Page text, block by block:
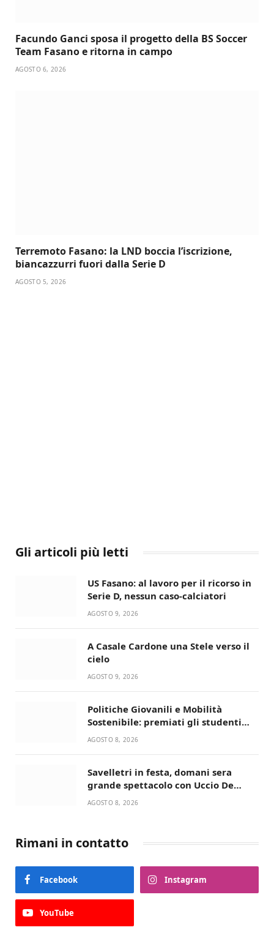
Facundo Ganci sposa il progetto della BS Soccer
Team Fasano e ritorna in campo
AGOSTO 6, 2026
Terremoto Fasano: la LND boccia l’iscrizione,
biancazzurri fuori dalla Serie D
AGOSTO 5, 2026
Gli articoli più letti
US Fasano: al lavoro per il ricorso in
Serie D, nessun caso-calciatori
AGOSTO 9, 2026
A Casale Cardone una Stele verso il
cielo
AGOSTO 9, 2026
Politiche Giovanili e Mobilità
Sostenibile: premiati gli studenti
universitari del bando “La strada
AGOSTO 8, 2026
Savelletri in festa, domani sera
grande spettacolo con Uccio De
Santis
AGOSTO 8, 2026
Rimani in contatto
Facebook Instagram
YouTube